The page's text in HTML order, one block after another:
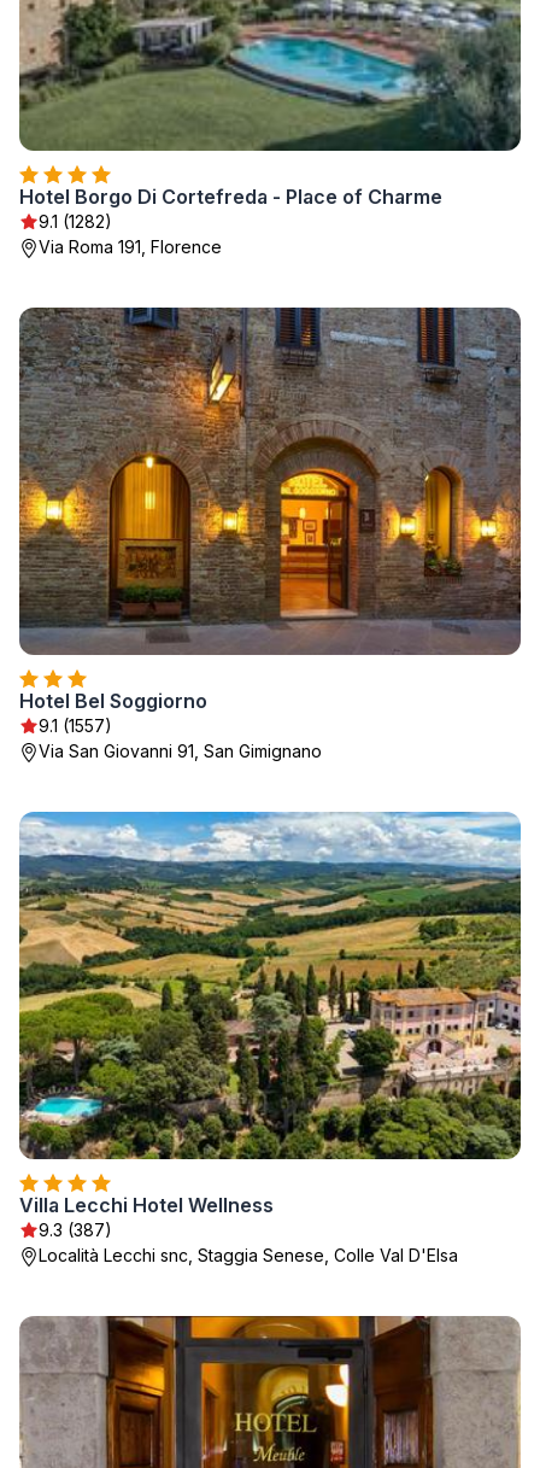
Hotel Borgo Di Cortefreda - Place of Charme
9.1 (1282)
Via Roma 191, Florence
Hotel Bel Soggiorno
9.1 (1557)
Via San Giovanni 91, San Gimignano
Villa Lecchi Hotel Wellness
9.3 (387)
Località Lecchi snc, Staggia Senese, Colle Val D'Elsa